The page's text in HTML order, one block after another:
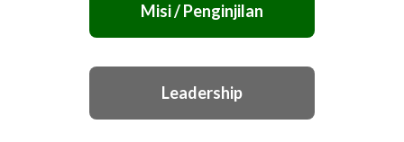
Misi / Penginjilan
Leadership